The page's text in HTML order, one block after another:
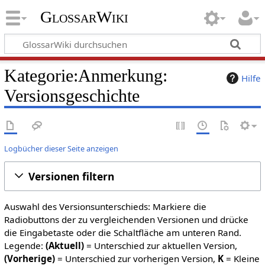
GlossarWiki
Hilfe
Kategorie:Anmerkung:
Versionsgeschichte
Logbücher dieser Seite anzeigen
Versionen filtern
Auswahl des Versionsunterschieds: Markiere die
Radiobuttons der zu vergleichenden Versionen und drücke
die Eingabetaste oder die Schaltfläche am unteren Rand.
Legende: (Aktuell)= Unterschied zur aktuellen Version,
(Vorherige)= Unterschied zur vorherigen Version, K= Kleine